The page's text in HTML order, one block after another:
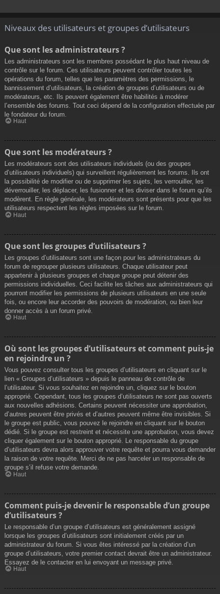
Niveaux des utilisateurs et groupes d’utilisateurs
Que sont les administrateurs ?
Les administrateurs sont les membres possédant le plus haut niveau de
contrôle sur le forum. Ces utilisateurs peuvent contrôler toutes les
opérations du forum, telles que les paramètres des permissions, le
bannissement d’utilisateurs, la création de groupes d’utilisateurs ou de
modérateurs, etc. Ils peuvent également être habilités à modérer
l’ensemble des forums. Tout ceci dépend de la configuration effectuée par
le fondateur du forum.
Haut
Que sont les modérateurs ?
Les modérateurs sont des utilisateurs individuels (ou des groupes
d’utilisateurs individuels) qui surveillent régulièrement les forums. Ils ont
la possibilité de modifier ou de supprimer les sujets, les verrouiller, les
déverrouiller, les déplacer, les fusionner et les diviser dans le forum qu’ils
modèrent. En règle générale, les modérateurs sont présents pour que les
utilisateurs respectent les règles imposées sur le forum.
Haut
Que sont les groupes d’utilisateurs ?
Les groupes d’utilisateurs sont une façon pour les administrateurs du
forum de regrouper plusieurs utilisateurs. Chaque utilisateur peut
appartenir à plusieurs groupes et chaque groupe peut détenir des
permissions individuelles. Ceci facilite les tâches aux administrateurs qui
pourront modifier les permissions de plusieurs utilisateurs en une seule
fois, ou encore leur accorder des pouvoirs de modération, ou bien leur
donner accès à un forum privé.
Haut
Où sont les groupes d’utilisateurs et comment puis-je
en rejoindre un ?
Vous pouvez consulter tous les groupes d’utilisateurs en cliquant sur le
lien « Groupes d’utilisateurs » depuis le panneau de contrôle de
l’utilisateur. Si vous souhaitez en rejoindre un, cliquez sur le bouton
approprié. Cependant, tous les groupes d’utilisateurs ne sont pas ouverts
aux nouvelles adhésions. Certains peuvent nécessiter une approbation,
d’autres peuvent être privés et d’autres peuvent même être invisibles. Si
le groupe est public, vous pouvez le rejoindre en cliquant sur le bouton
dédié. Si le groupe est restreint et nécessite une approbation, vous devez
cliquer également sur le bouton approprié. Le responsable du groupe
d’utilisateurs devra alors approuver votre requête et pourra vous demander
la raison de votre requête. Merci de ne pas harceler un responsable de
groupe s’il refuse votre demande.
Haut
Comment puis-je devenir le responsable d’un groupe
d’utilisateurs ?
Le responsable d’un groupe d’utilisateurs est généralement assigné
lorsque les groupes d’utilisateurs sont initialement créés par un
administrateur du forum. Si vous êtes intéressé par la création d’un
groupe d’utilisateurs, votre premier contact devrait être un administrateur.
Essayez de le contacter en lui envoyant un message privé.
Haut